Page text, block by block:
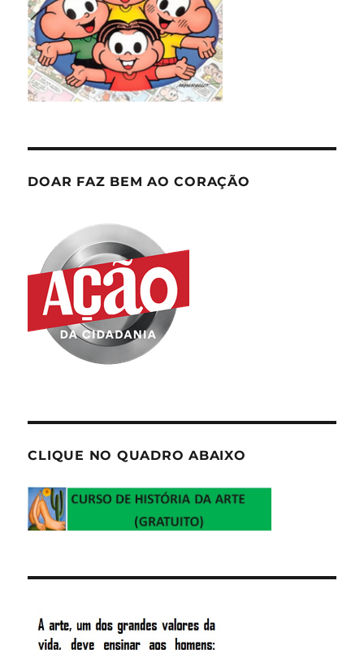
DOAR FAZ BEM AO CORAÇÃO
CLIQUE NO QUADRO ABAIXO